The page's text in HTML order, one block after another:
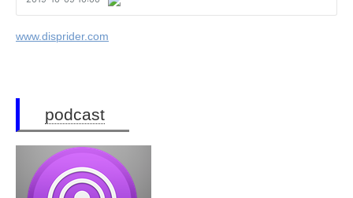
www.disprider.com
podcast